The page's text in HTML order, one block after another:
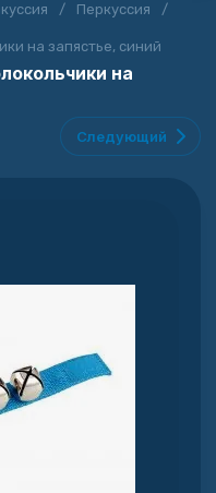
/ Перкуссия
/
на запястье, синий
на
Следующий